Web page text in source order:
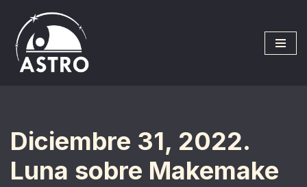
Saltar
al
contenido
Diciembre 31, 2022.
Luna sobre Makemake